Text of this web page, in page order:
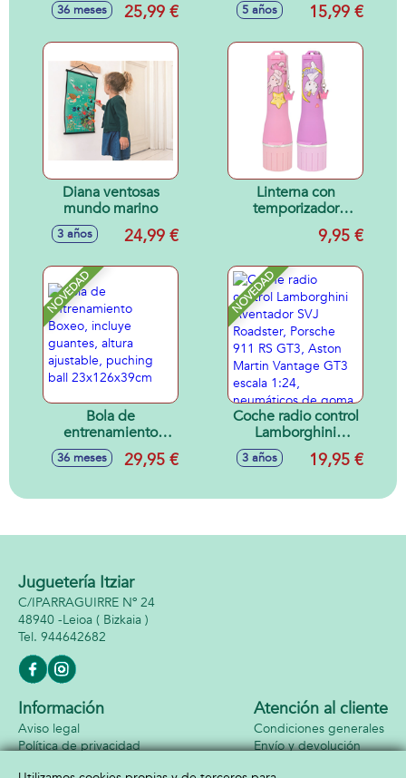
36 meses 25,99 € 5 años 15,99 €
Diana ventosas
mundo marino
3 años 24,99 €
Linterna con
temporizador
Princess Mimi9,95 €
NOVEDAD
Bola de
entrenamiento
Boxeo, incluye
guantes, altura
ball 23x126x39cm
36 meses 29,95 €
NOVEDAD
Coche radio control
Lamborghini
Aventador SVJ
Roadster, Porsche
Martin Vantage
neumáticos de
3 años 19,95 €
Juguetería Itziar
C/IPARRAGUIRRE Nº 24
48940 -Leioa ( Bizkaia )
944642682
Información
Aviso legal
Política de privacidad
Atención al cliente
Condiciones generales
Envío y devolución